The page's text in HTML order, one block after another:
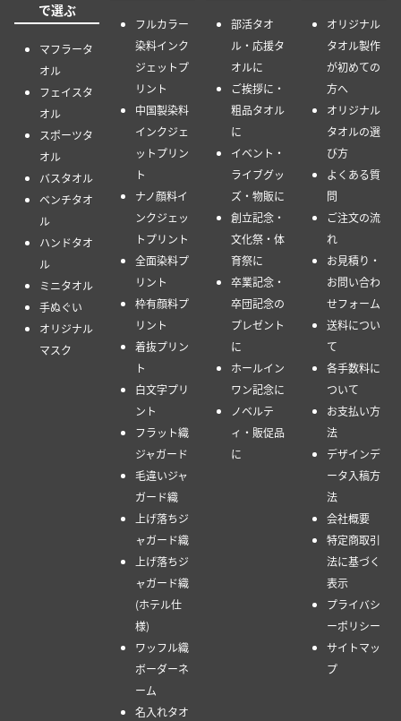
で選ぶ
マフラータ
オル
フェイスタ
オル
スポーツタ
オル
バスタオル
ベンチタオ
ル
ハンドタオ
ル
ミニタオル
手ぬぐい
オリジナル
マスク
フルカラー
染料インク
ジェットプ
リント
中国製染料
インクジェ
ットプリン
ト
ナノ顔料イ
ンクジェッ
トプリント
全面染料プ
リント
枠有顔料プ
リント
着抜プリン
ト
白文字プリ
ント
フラット織
ジャガード
毛違いジャ
ガード織
上げ落ちジ
ャガード織
上げ落ちジ
ャガード織
(ホテル仕
様)
ワッフル織
ボーダーネ
ーム
名入れタオ
部活タオ
ル・応援タ
オルに
ご挨拶に・
粗品タオル
に
イベント・
ライブグッ
ズ・物販に
創立記念・
文化祭・体
育祭に
卒業記念・
卒団記念の
プレゼント
に
ホールイン
ワン記念に
ノベルテ
ィ・販促品
に
オリジナル
タオル製作
が初めての
方へ
オリジナル
タオルの選
び方
よくある質
問
ご注文の流
れ
お見積り・
お問い合わ
せフォーム
送料につい
て
各手数料に
ついて
お支払い方
法
デザインデ
ータ入稿方
法
会社概要
特定商取引
法に基づく
表示
プライバシ
ーポリシー
サイトマッ
プ